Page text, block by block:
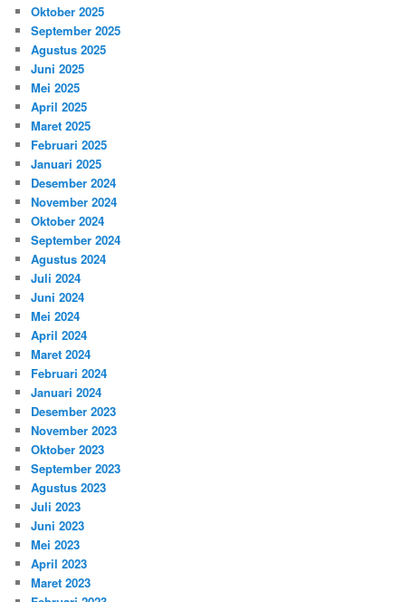
Oktober 2025
September 2025
Agustus 2025
Juni 2025
Mei 2025
April 2025
Maret 2025
Februari 2025
Januari 2025
Desember 2024
November 2024
Oktober 2024
September 2024
Agustus 2024
Juli 2024
Juni 2024
Mei 2024
April 2024
Maret 2024
Februari 2024
Januari 2024
Desember 2023
November 2023
Oktober 2023
September 2023
Agustus 2023
Juli 2023
Juni 2023
Mei 2023
April 2023
Maret 2023